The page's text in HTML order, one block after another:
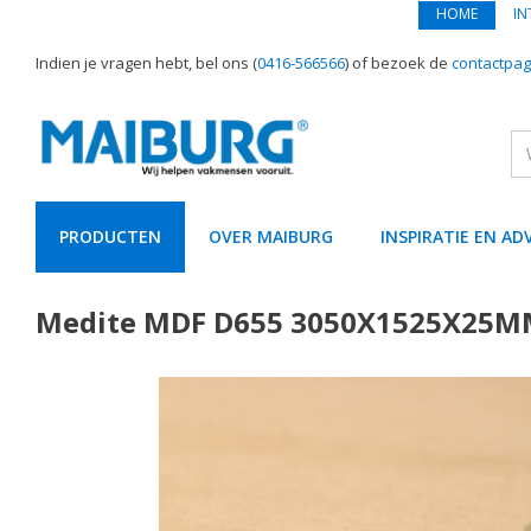
HOME
Indien je vragen hebt, bel ons (0416-566566) of bezoek de
PRODUCTEN OVER MAIBURG INSPIRATIE EN
Medite MDF D655